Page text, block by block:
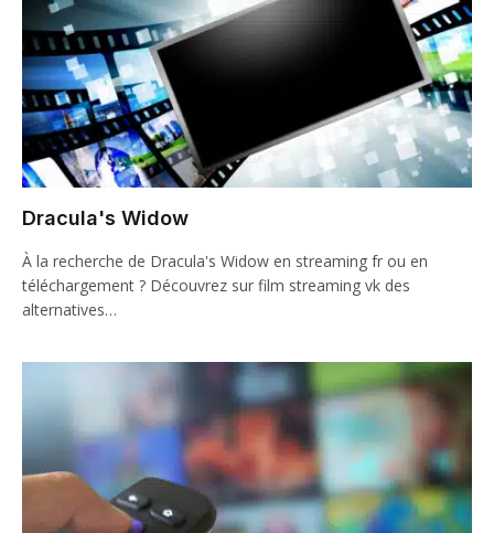
Dracula's Widow
À la recherche de Dracula's Widow en streaming fr ou en
téléchargement ? Découvrez sur film streaming vk des
alternatives…